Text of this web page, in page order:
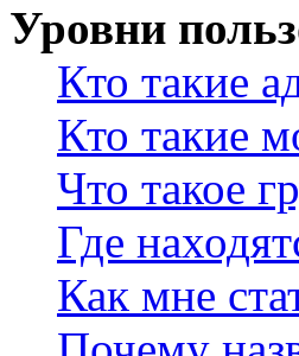
Уровни
Кто такие
Кто такие
Что такое
Где
Как мне